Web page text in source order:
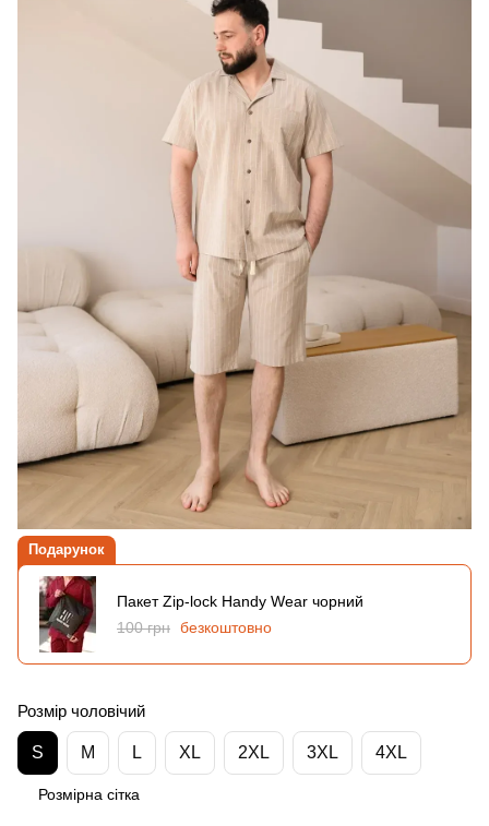
Подарунок
Пакет Zip-lock Handy Wear чорний
100 грн безкоштовно
Розмір чоловічий
S M L XL 2XL 3XL 4XL
Розмірна сітка